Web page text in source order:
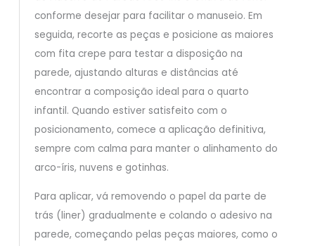
conforme desejar para facilitar o manuseio. Em
seguida, recorte as peças e posicione as maiores
com fita crepe para testar a disposição na
parede, ajustando alturas e distâncias até
encontrar a composição ideal para o quarto
infantil. Quando estiver satisfeito com o
posicionamento, comece a aplicação definitiva,
sempre com calma para manter o alinhamento do
arco-íris, nuvens e gotinhas.
Para aplicar, vá removendo o papel da parte de
trás (liner) gradualmente e colando o adesivo na
parede, começando pelas peças maiores, como o